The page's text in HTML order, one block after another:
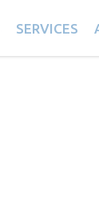
SERVICES